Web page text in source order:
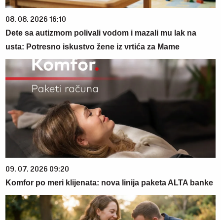
08. 08. 2026 16:10
Dete sa autizmom polivali vodom i mazali mu lak na
usta: Potresno iskustvo žene iz vrtića za Mame
09. 07. 2026 09:20
Komfor po meri klijenata: nova linija paketa ALTA banke